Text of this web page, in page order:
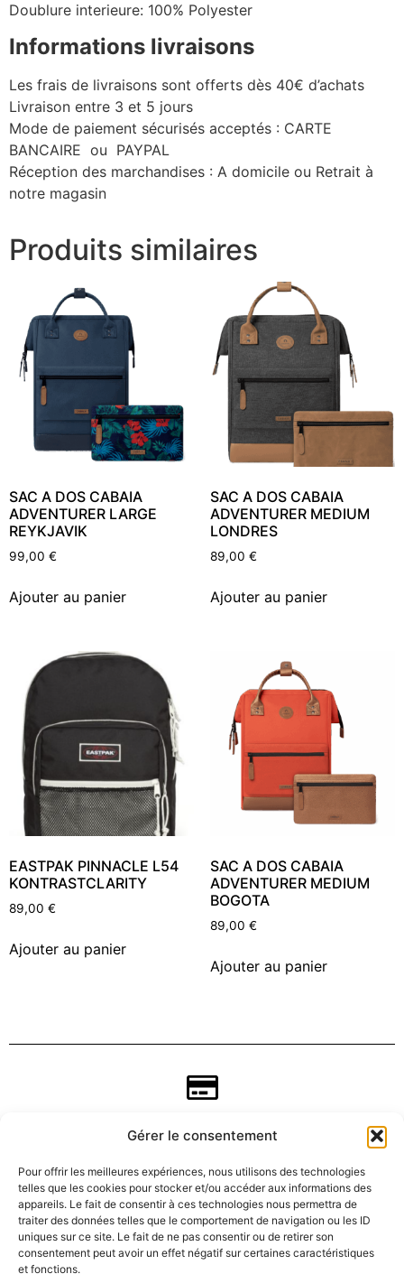
Gérer le consentement
Pour offrir les meilleures expériences, nous utilisons des technologies
telles que les cookies pour stocker et/ou accéder aux informations des
appareils. Le fait de consentir à ces technologies nous permettra de
traiter des données telles que le comportement de navigation ou les ID
uniques sur ce site. Le fait de ne pas consentir ou de retirer son
consentement peut avoir un effet négatif sur certaines caractéristiques
et fonctions.
Doublure interieure: 100% Polyester
Informations livraisons
Les frais de livraisons sont offerts dès 40€ d’achats
Livraison entre 3 et 5 jours
Mode de paiement sécurisés acceptés : CARTE
BANCAIRE ou PAYPAL
Réception des marchandises : A domicile ou Retrait à
notre magasin
Produits similaires
SAC A DOS CABAIA
ADVENTURER LARGE
REYKJAVIK
99,00 €
Ajouter au panier
SAC A DOS CABAIA
ADVENTURER MEDIUM
LONDRES
89,00 €
Ajouter au panier
EASTPAK PINNACLE L54
KONTRASTCLARITY
89,00 €
Ajouter au panier
SAC A DOS CABAIA
ADVENTURER MEDIUM
BOGOTA
89,00 €
Ajouter au panier
CGV